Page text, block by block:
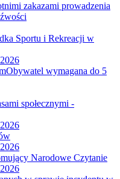
zakazami prowadzenia
Sportu i Rekreacji w
wymagana do 5
społecznymi -
Narodowe Czytanie